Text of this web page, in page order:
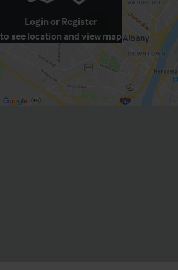
Login or Register
to see location and view map